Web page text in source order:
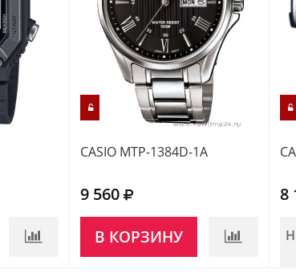
CASIO MTP-1384D-1A
9 560
В КОРЗИНУ
8